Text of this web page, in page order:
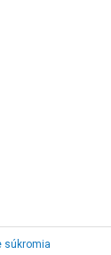
súkromia